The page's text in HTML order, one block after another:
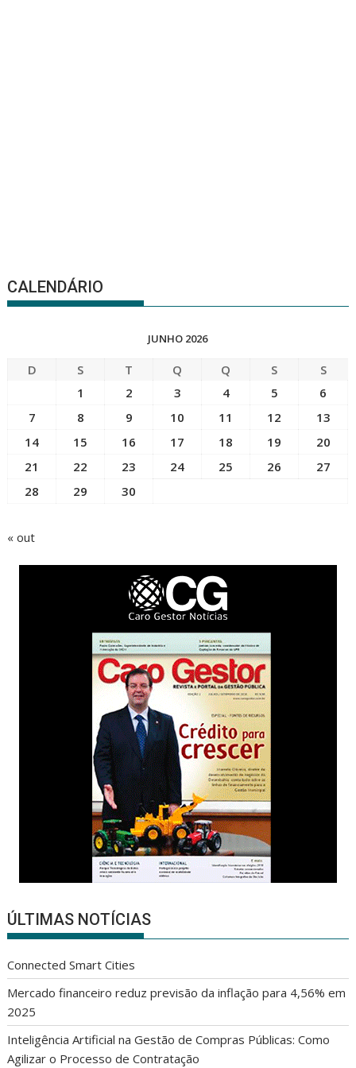
CALENDÁRIO
JUNHO 2026
D S T Q Q S
S
1
2 3 4 5
6
7
8 9 10 11 12
13
14
15 16 17 18 19
20
21
22 23 24 25 26
27
28
29 30
« out
ÚLTIMAS NOTÍCIAS
Connected Smart Cities
Mercado financeiro reduz previsão da inflação para 4,56% em
2025
Inteligência Artificial na Gestão de Compras Públicas: Como
Agilizar o Processo de Contratação